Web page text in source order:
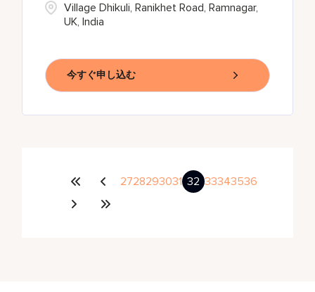
Village Dhikuli, Ranikhet Road, Ramnagar,
UK, India
今すぐ申し込む
2728293031 32 33343536